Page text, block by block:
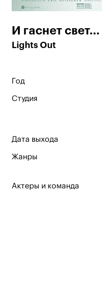
И гаснет
Lights Out
Год
Студия
Дата выхода
Жанры
Актеры и команда